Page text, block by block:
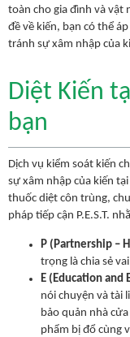
toàn cho gia đình và vật
đề về kiến, bạn có thể
tránh sự xâm nhập của
Diệt Kiến
bạn
Dịch vụ kiểm soát kiến
sự xâm nhập của kiến
thuốc diệt côn trùng,
pháp tiếp cận P.E.S.T.
P (Partnership –
trọng là chia sẻ
E (Education and
nói chuyện và tài
bảo quản nhà
phẩm bị đổ cùng